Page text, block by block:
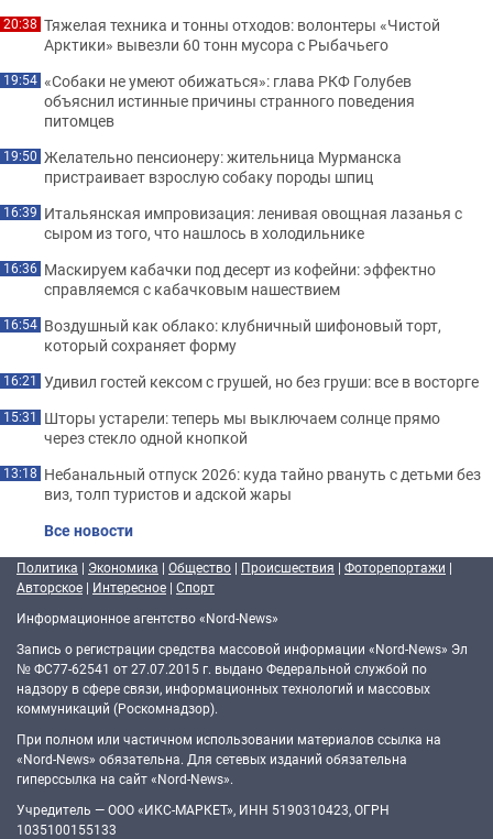
20:38 Тяжелая техника и тонны отходов: волонтеры «Чистой
Арктики» вывезли 60 тонн мусора с Рыбачьего
19:54 «Собаки не умеют обижаться»: глава РКФ Голубев
объяснил истинные причины странного поведения
питомцев
19:50 Желательно пенсионеру: жительница Мурманска
пристраивает взрослую собаку породы шпиц
16:39 Итальянская импровизация: ленивая овощная лазанья с
сыром из того, что нашлось в холодильнике
16:36 Маскируем кабачки под десерт из кофейни: эффектно
справляемся с кабачковым нашествием
16:54 Воздушный как облако: клубничный шифоновый торт,
который сохраняет форму
16:21 Удивил гостей кексом с грушей, но без груши: все в восторге
15:31 Шторы устарели: теперь мы выключаем солнце прямо
через стекло одной кнопкой
13:18 Небанальный отпуск 2026: куда тайно рвануть с детьми без
виз, толп туристов и адской жары
Все новости
Политика | Экономика | Общество | Происшествия | Фоторепортажи |
Авторское | Интересное | Спорт
Информационное агентство «Nord-News»
Запись о регистрации средства массовой информации «Nord-News» Эл
№ ФС77-62541 от 27.07.2015 г. выдано Федеральной службой по
надзору в сфере связи, информационных технологий и массовых
коммуникаций (Роскомнадзор).
При полном или частичном использовании материалов ссылка на
«Nord-News» обязательна. Для сетевых изданий обязательна
гиперссылка на сайт «Nord-News».
Учредитель — ООО «ИКС-МАРКЕТ», ИНН 5190310423, ОГРН
1035100155133